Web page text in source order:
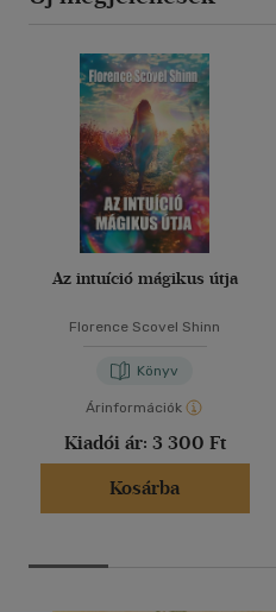
Az intuíció mágikus útja
Florence Scovel Shinn
Könyv
Árinformációk
Kiadói ár: 3 300 Ft
Kosárba